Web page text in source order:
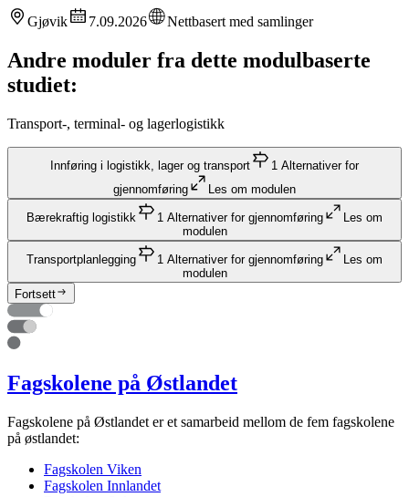
Gjøvik 7.09.2026 Nettbasert med samlinger
Andre moduler fra dette modulbaserte
studiet:
Transport-, terminal- og lagerlogistikk
Innføring i logistikk, lager og transport 1Alternativer for
gjennomføring
Les om modulen
Bærekraftig logistikk 1Alternativer for gjennomføring
Les om
modulen
Transportplanlegging 1Alternativer for gjennomføring
Les om
modulen
Fortsett
Fagskolene på Østlandet
Fagskolene på Østlandet er et samarbeid mellom de fem fagskolene
på østlandet:
Fagskolen Viken
Fagskolen Innlandet